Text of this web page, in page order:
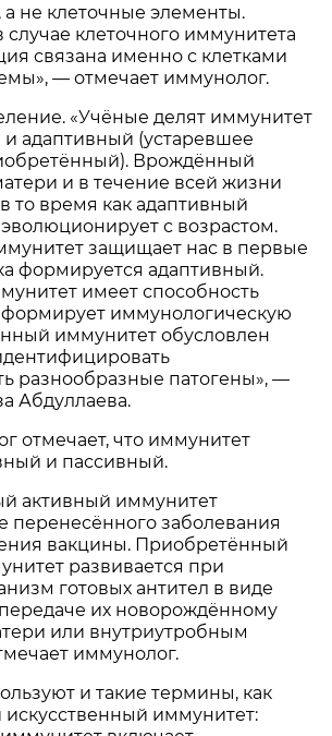
а не клеточные элементы.
случае клеточного иммунитета
связана именно с клетками
— отмечает иммунолог.
«Учёные делят иммунитет
адаптивный (устаревшее
Врождённый
и в течение всей жизни
то время как адаптивный
с возрастом.
защищает нас в первые
формируется адаптивный.
имеет способность
формирует иммунологическую
иммунитет обусловлен
разнообразные патогены», —
Абдуллаева.
отмечает, что иммунитет
и пассивный.
активный иммунитет
перенесённого заболевания
вакцины. Приобретённый
развивается при
готовых антител в виде
их новорождённому
или внутриутробным
иммунолог.
и такие термины, как
искусственный иммунитет: